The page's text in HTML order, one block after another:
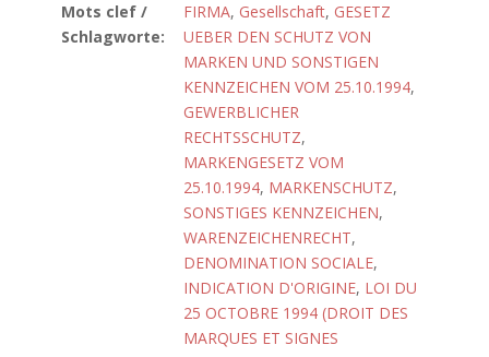
Mots clef /
Schlagworte:
FIRMA, Gesellschaft, GESETZ
UEBER DEN SCHUTZ VON
MARKEN UND SONSTIGEN
KENNZEICHEN VOM 25.10.1994,
GEWERBLICHER
RECHTSSCHUTZ,
MARKENGESETZ VOM
25.10.1994, MARKENSCHUTZ,
SONSTIGES KENNZEICHEN,
WARENZEICHENRECHT,
DENOMINATION SOCIALE,
INDICATION D'ORIGINE, LOI DU
25 OCTOBRE 1994 (DROIT DES
MARQUES ET SIGNES